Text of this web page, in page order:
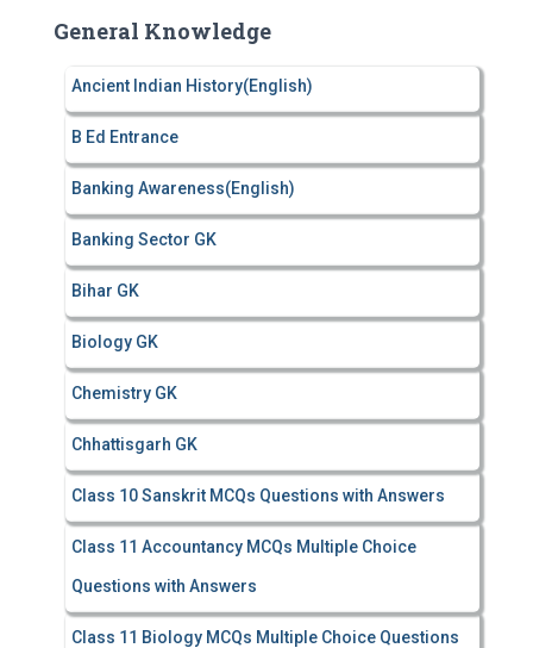
h
General Knowledge
Ancient Indian History(English)
B Ed Entrance
Banking Awareness(English)
Banking Sector GK
Bihar GK
Biology GK
Chemistry GK
Chhattisgarh GK
Class 10 Sanskrit MCQs Questions with Answers
Class 11 Accountancy MCQs Multiple Choice
Questions with Answers
Class 11 Biology MCQs Multiple Choice Questions